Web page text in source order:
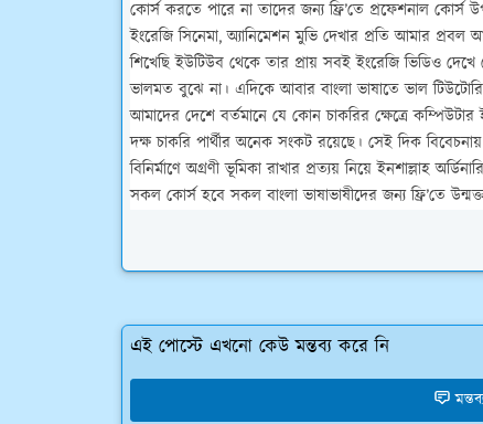
কোর্স করতে পারে না তাদের জন্য ফ্রি’তে প্রফেশনাল কোর্স
ইংরেজি সিনেমা, অ্যানিমেশন মুভি দেখার প্রতি আমার
শিখেছি ইউটিউব থেকে তার প্রায় সবই ইংরেজি ভিডিও দেখে
ভালমত বুঝে না। এদিকে আবার বাংলা ভাষাতে ভাল
আমাদের দেশে বর্তমানে যে কোন চাকরির ক্ষেত্রে কম্পিউটার
দক্ষ চাকরি পার্থীর অনেক সংকট রয়েছে। সেই দিক
বিনির্মাণে অগ্রণী ভূমিকা রাখার প্রত্যয় নিয়ে ইনশাল্লাহ
সকল কোর্স হবে সকল বাংলা ভাষাভাষীদের জন্য ফ্রি’তে
এই পোস্টে এখনো কেউ মন্তব্য করে নি